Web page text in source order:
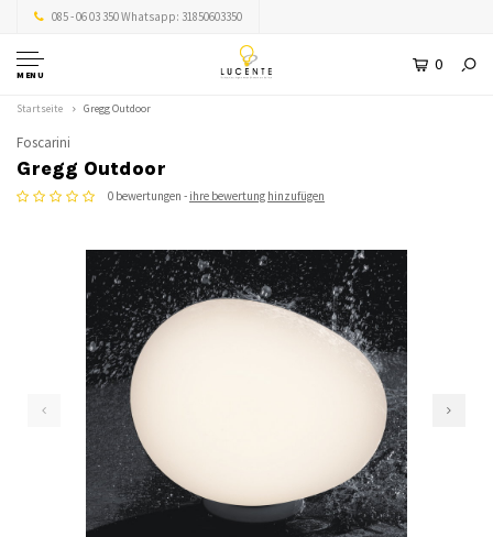
085 - 06 03 350 Whatsapp: 31850603350
MENU
0
Startseite Gregg Outdoor
Foscarini
Gregg Outdoor
0 bewertungen - ihre bewertung hinzufügen